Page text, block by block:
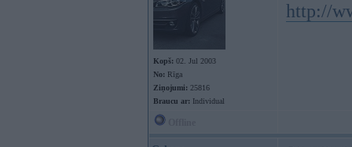
Kopš: 02. Jul 2003
No: Rīga
Ziņojumi: 25816
Braucu ar: Individual
http://